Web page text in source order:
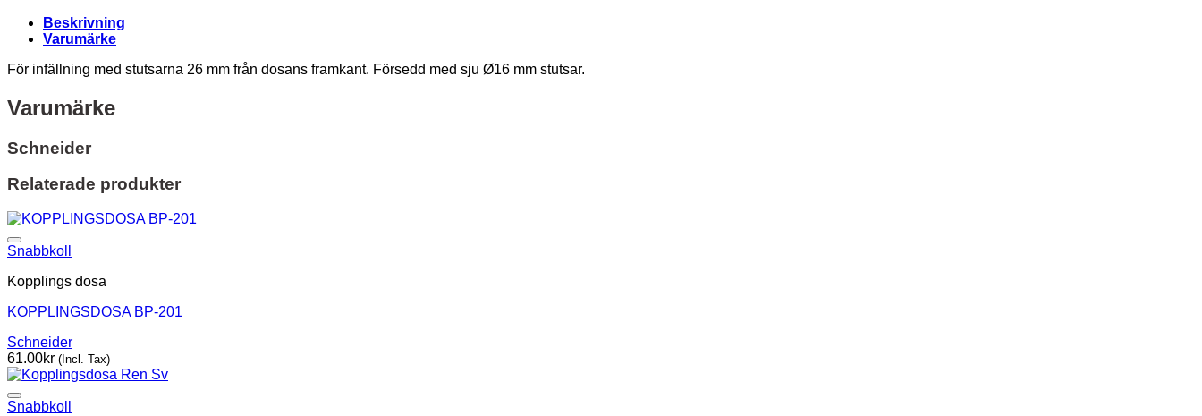
Beskrivning
Varumärke
För infällning med stutsarna 26 mm från dosans framkant. Försedd med sju Ø16 mm stutsar.
Varumärke
Schneider
Relaterade produkter
Snabbkoll
Kopplings dosa
KOPPLINGSDOSA BP-201
Schneider
61.00kr (Incl. Tax)
Snabbkoll